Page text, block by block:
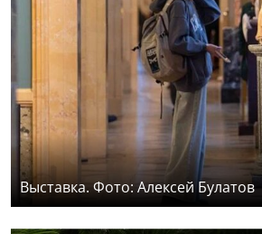
Выставка. Фото: Алексей Булатов